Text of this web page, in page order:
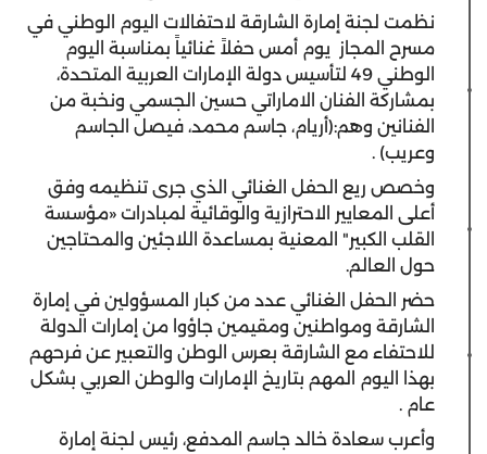
نظمت لجنة إمارة الشارقة لاحتفالات اليوم الوطني في
مسرح المجاز يوم أمس حفلاً غنائياً بمناسبة اليوم
الوطني 49 لتأسيس دولة الإمارات العربية المتحدة،
بمشاركة الفنان الاماراتي حسين الجسمي ونخبة من
الفنانين وهم:(أريام، جاسم محمد، فيصل الجاسم
وعريب) .
وخصص ريع الحفل الغنائي الذي جرى تنظيمه وفق
أعلى المعايير الاحترازية والوقائية لمبادرات «مؤسسة
القلب الكبير" المعنية بمساعدة اللاجئين والمحتاجين
حول العالم.
حضر الحفل الغنائي عدد من كبار المسؤولين في إمارة
الشارقة ومواطنين ومقيمين جاؤوا من إمارات الدولة
للاحتفاء مع الشارقة بعرس الوطن والتعبير عن فرحهم
بهذا اليوم المهم بتاريخ الإمارات والوطن العربي بشكل
عام .
وأعرب سعادة خالد جاسم المدفع، رئيس لجنة إمارة